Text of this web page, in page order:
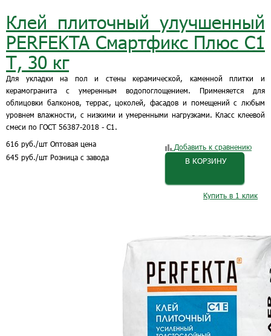
Клей плиточный улучшенный
PERFEKTA Смартфикс Плюс C1
Т, 30 кг
Для укладки на пол и стены керамической, каменной плитки и
керамогранита c умеренным водопоглощением. Применяется для
облицовки балконов, террас, цоколей, фасадов и помещений с любым
уровнем влажности, с низкими и умеренными нагрузками. Класс клеевой
смеси по ГОСТ 56387-2018 - C1.
616 руб./шт Оптовая цена
645 руб./шт Розница с завода
Добавить к сравнению
В КОРЗИНУ
Купить в 1 клик